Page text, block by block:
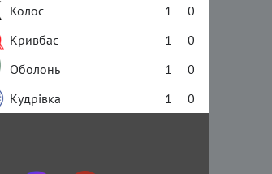
Колос 1
0
Кривбас 1
0
Оболонь 1
0
Кудрівка 1 0